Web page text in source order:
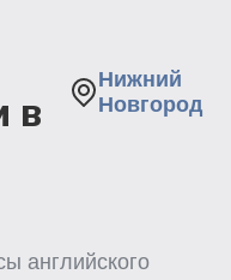
в
Нижний
Новгород
английского